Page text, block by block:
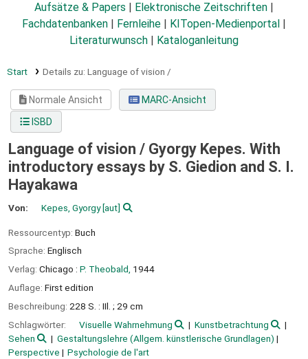
Aufsätze & Papers
Elektronische Zeitschriften
Fachdatenbanken
Fernleihe KITopen-Medienportal
Literaturwunsch
Kataloganleitung
Start Details zu: Language of vision /
Normale Ansicht
MARC-Ansicht
ISBD
Language of vision / Gyorgy Kepes. With
introductory essays by S. Giedion and S. I.
Hayakawa
Von: Kepes, Gyorgy[aut]
Ressourcentyp: Buch
Sprache: Englisch
Verlag: Chicago : P. Theobald, 1944
Auflage: First edition
Beschreibung: 228 S. : IIl. ; 29 cm
Schlagwörter:
Visuelle Wahrnehmung
Kunstbetrachtung
Sehen
Gestaltungslehre (Allgem. künstlerische Grundlagen)
Perspective
Psychologie de l'art